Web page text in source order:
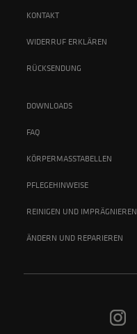
KONTAKT
WIDERRUF ERKLÄREN
RÜCKSENDUNG
DOWNLOADS
FAQ
KÖRPERMASSTABELLEN
PFLEGEHINWEISE
REINIGEN UND IMPRÄGNIEREN
ÄNDERN UND REPARIEREN